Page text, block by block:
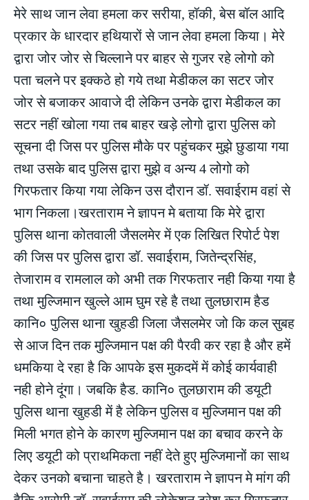
मेरे साथ जान लेवा हमला कर सरीया, हॉकी, बेस बॉल आदि
प्रकार के धारदार हथियारों से जान लेवा हमला किया। मेरे
द्वारा जोर जोर से चिल्लाने पर बाहर से गुजर रहे लोगो को
पता चलने पर इक्कठे हो गये तथा मेडीकल का सटर जोर
जोर से बजाकर आवाजे दी लेकिन उनके द्वारा मेडीकल का
सटर नहीं खोला गया तब बाहर खड़े लोगो द्वारा पुलिस को
सूचना दी जिस पर पुलिस मौके पर पहुंचकर मुझे छुडाया गया
तथा उसके बाद पुलिस द्वारा मुझे व अन्य 4 लोगो को
गिरफतार किया गया लेकिन उस दौरान डॉ. सवाईराम वहां से
भाग निकला।खरताराम ने ज्ञापन मे बताया कि मेरे द्वारा
पुलिस थाना कोतवाली जैसलमेर में एक लिखित रिपोर्ट पेश
की जिस पर पुलिस द्वारा डॉ. सवाईराम, जितेन्द्रसिंह,
तेजाराम व रामलाल को अभी तक गिरफतार नही किया गया है
तथा मुल्जिमान खुल्ले आम घुम रहे है तथा तुलछाराम हैड
कानि० पुलिस थाना खुहडी जिला जैसलमेर जो कि कल सुबह
से आज दिन तक मुल्जिमान पक्ष की पैरवी कर रहा है और हमें
धमकिया दे रहा है कि आपके इस मुकदमें में कोई कार्यवाही
नही होने दूंगा। जबकि हैड. कानि० तुलछाराम की डयूटी
पुलिस थाना खुहडी में है लेकिन पुलिस व मुल्जिमान पक्ष की
मिली भगत होने के कारण मुल्जिमान पक्ष का बचाव करने के
लिए डयूटी को प्राथमिकता नहीं देते हुए मुल्जिमानों का साथ
देकर उनको बचाना चाहते है। खरताराम ने ज्ञापन मे मांग की